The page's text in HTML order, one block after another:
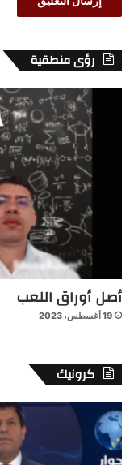
رؤى منطقية
أصل أوراق اللعب
19 أغسطس، 2023
كرونيك